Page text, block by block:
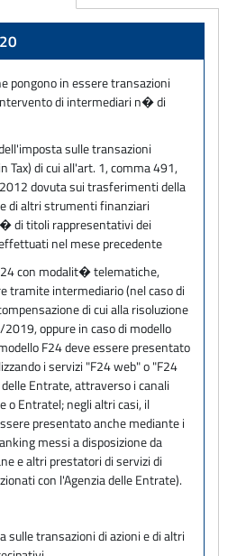
pongono in essere transazioni
di intermediari n� di
sulle transazioni
Tax) di cui all'art. 1, comma 491,
dovuta sui trasferimenti della
di altri strumenti finanziari
di titoli rappresentativi dei
nel mese precedente
con modalit� telematiche,
tramite intermediario (nel caso di
di cui alla risoluzione
oppure in caso di modello
F24 deve essere presentato
i servizi "F24 web" o "F24
Entrate, attraverso i canali
o Entratel; negli altri casi, il
presentato anche mediante i
messi a disposizione da
e altri prestatori di servizi di
con l'Agenzia delle Entrate).
sulle transazioni di azioni e di altri